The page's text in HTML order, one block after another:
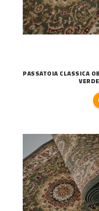
PASSATOIA CLASSICA